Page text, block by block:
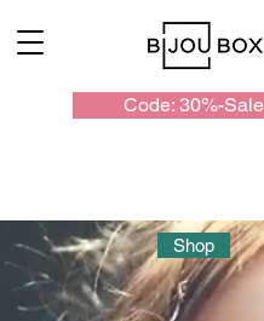
Code: 30%-Sale
Shop